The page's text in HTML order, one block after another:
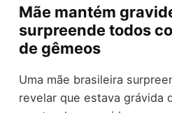
Mãe mantém
surpreende todos
de gêmeos
Uma mãe brasileira
revelar que estava grávida